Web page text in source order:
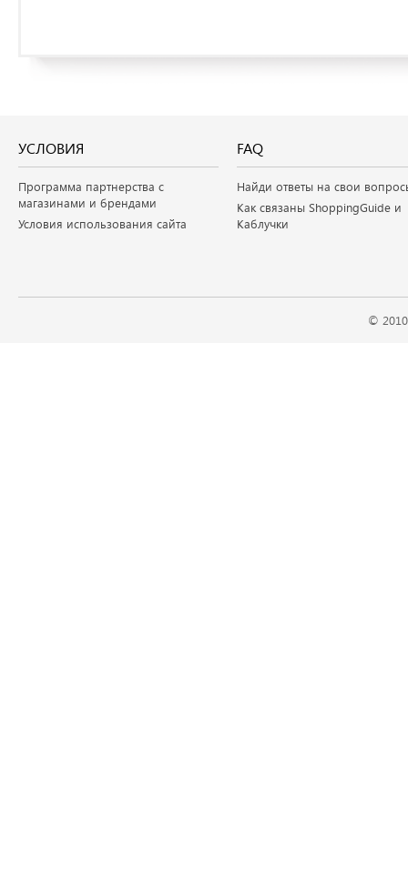
УСЛОВИЯ
Программа партнерства с
магазинами и брендами
Условия использования сайта
FAQ
Найди ответы на свои
Как связаны ShoppingGuide и
Каблучки
©